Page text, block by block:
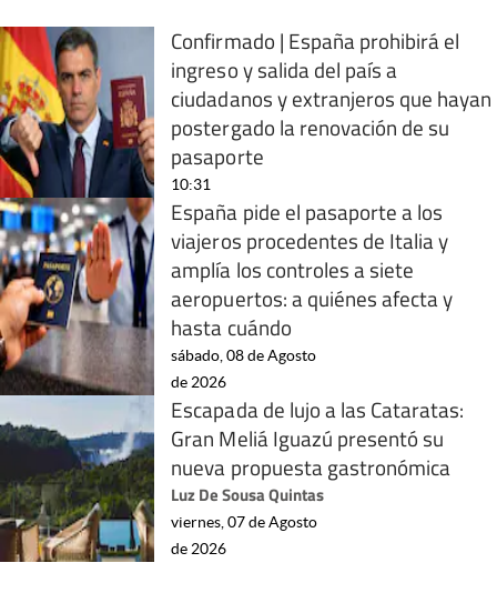
Confirmado | España prohibirá el
ingreso y salida del país a
ciudadanos y extranjeros que hayan
postergado la renovación de su
pasaporte
10:31
España pide el pasaporte a los
viajeros procedentes de Italia y
amplía los controles a siete
aeropuertos: a quiénes afecta y
hasta cuándo
sábado, 08 de Agosto
de 2026
Escapada de lujo a las Cataratas:
Gran Meliá Iguazú presentó su
nueva propuesta gastronómica
Luz De Sousa Quintas
viernes, 07 de Agosto
de 2026